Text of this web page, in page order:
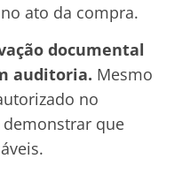
ato da compra.
documental
auditoria. Mesmo
no
que